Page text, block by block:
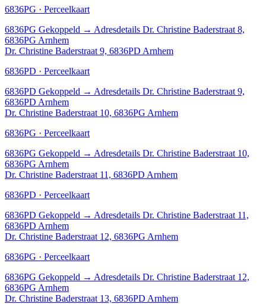
6836PG · Perceelkaart
6836PG Gekoppeld → Adresdetails Dr. Christine Baderstraat 8,
6836PG Arnhem
Dr. Christine Baderstraat 9, 6836PD Arnhem
6836PD · Perceelkaart
6836PD Gekoppeld → Adresdetails Dr. Christine Baderstraat 9,
6836PD Arnhem
Dr. Christine Baderstraat 10, 6836PG Arnhem
6836PG · Perceelkaart
6836PG Gekoppeld → Adresdetails Dr. Christine Baderstraat 10,
6836PG Arnhem
Dr. Christine Baderstraat 11, 6836PD Arnhem
6836PD · Perceelkaart
6836PD Gekoppeld → Adresdetails Dr. Christine Baderstraat 11,
6836PD Arnhem
Dr. Christine Baderstraat 12, 6836PG Arnhem
6836PG · Perceelkaart
6836PG Gekoppeld → Adresdetails Dr. Christine Baderstraat 12,
6836PG Arnhem
Dr. Christine Baderstraat 13, 6836PD Arnhem